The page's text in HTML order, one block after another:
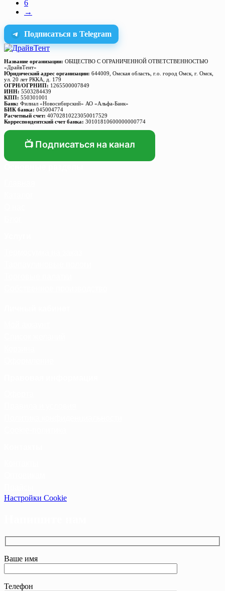
6
→
Подписаться в Telegram
Название организации: ОБЩЕСТВО С ОГРАНИЧЕННОЙ ОТВЕТСТВЕННОСТЬЮ
«ДрайвТент»
Юридический адрес организации: 644009, Омская область, г.о. город Омск, г. Омск,
ул. 20 лет РККА, д. 179
ОГРН/ОГРНИП: 1265500007849
ИНН: 5503284439
КПП: 550301001
Банк: Филиал «Новосибирский» АО «Альфа-Банк»
БИК банка: 045004774
Расчетный счет: 40702810223050017529
Корреспондентский счет банка: 30101810600000000774
📺 Подписаться на канал
Настройки Cookie
Ваше имя
Телефон